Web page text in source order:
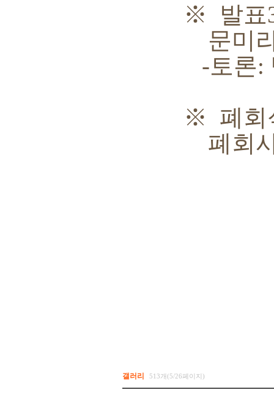
※
발표
문미
-토론:
※
폐회
폐회
갤러리 513개(5/26페이지)